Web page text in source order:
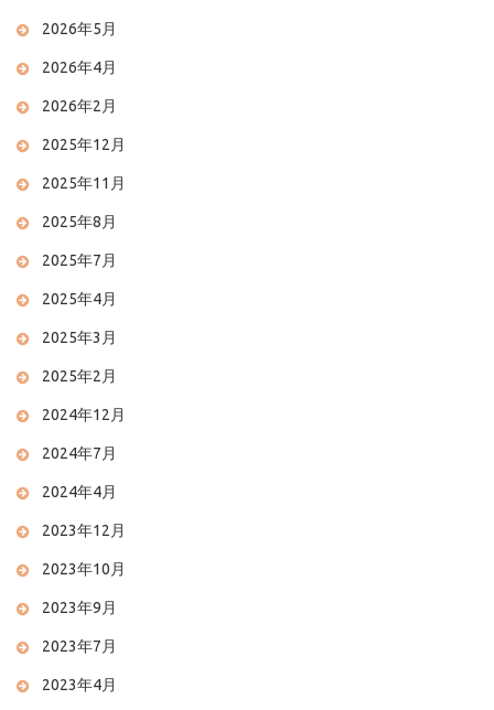
2026年5月
2026年4月
2026年2月
2025年12月
2025年11月
2025年8月
2025年7月
2025年4月
2025年3月
2025年2月
2024年12月
2024年7月
2024年4月
2023年12月
2023年10月
2023年9月
2023年7月
2023年4月